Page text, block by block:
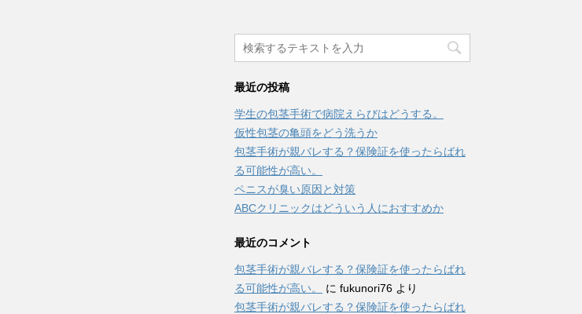
最近の投稿
学生の包茎手術で病院えらびはどうする。
仮性包茎の亀頭をどう洗うか
包茎手術が親バレする？保険証を使ったらばれ
る可能性が高い。
ペニスが臭い原因と対策
ABCクリニックはどういう人におすすめか
最近のコメント
包茎手術が親バレする？保険証を使ったらばれ
る可能性が高い。
に fukunori76 より
包茎手術が親バレする？保険証を使ったらばれ